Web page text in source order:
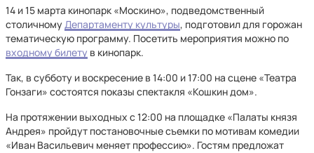
14 и 15 марта кинопарк «Москино», подведомственный
столичномуДепартаменту культуры, подготовил для горожан
тематическую программу. Посетить мероприятия можно по
входному билету в кинопарк.
Так, в субботу и воскресение в 14:00 и 17:00 на сцене «Театра
Гонзаги» состоятся показы спектакля «Кошкин дом».
На протяжении выходных с 12:00 на площадке «Палаты князя
Андрея» пройдут постановочные съемки по мотивам комедии
«Иван Васильевич меняет профессию». Гостям предложат